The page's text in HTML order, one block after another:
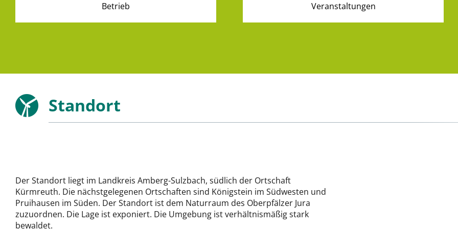
Betrieb Veranstaltungen
Standort
Der Standort liegt im Landkreis Amberg-Sulzbach, südlich der Ortschaft
Kürmreuth. Die nächstgelegenen Ortschaften sind Königstein im Südwesten und
Pruihausen im Süden. Der Standort ist dem Naturraum des Oberpfälzer Jura
zuzuordnen. Die Lage ist exponiert. Die Umgebung ist verhältnismäßig stark
bewaldet.